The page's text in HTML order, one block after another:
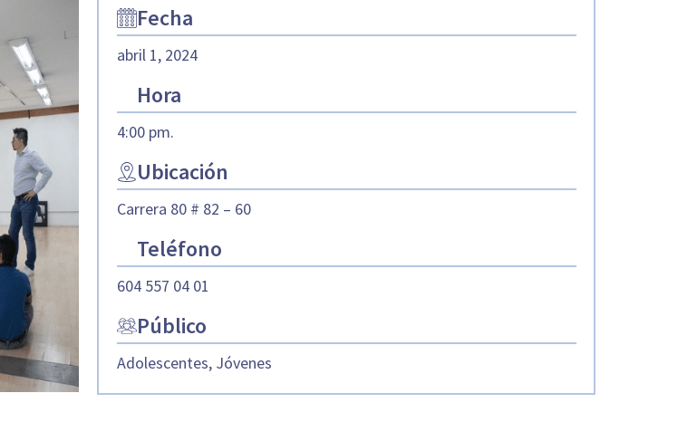
Fecha
abril 1, 2024
Hora
4:00 pm.
Ubicación
Carrera 80 # 82 – 60
Teléfono
604 557 04 01
Público
Adolescentes, Jóvenes